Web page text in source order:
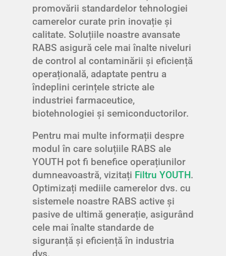
promovării standardelor tehnologiei
camerelor curate prin inovație și
calitate. Soluțiile noastre avansate
RABS asigură cele mai înalte niveluri
de control al contaminării și eficiență
operațională, adaptate pentru a
îndeplini cerințele stricte ale
industriei farmaceutice,
biotehnologiei și semiconductorilor.
Pentru mai multe informații despre
modul în care soluțiile RABS ale
YOUTH pot fi benefice operațiunilor
dumneavoastră, vizitați Filtru YOUTH.
Optimizați mediile camerelor dvs. cu
sistemele noastre RABS active și
pasive de ultimă generație, asigurând
cele mai înalte standarde de
siguranță și eficiență în industria